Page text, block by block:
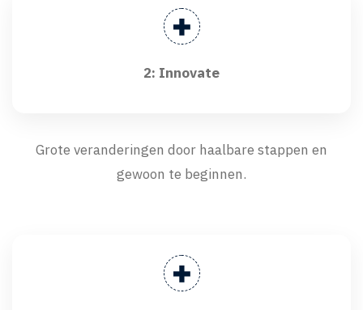
2: Innovate
Grote veranderingen door haalbare stappen en
gewoon te beginnen.